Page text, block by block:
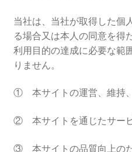
当社は、当社が取得した個
る場合又は本人の同意を得
利用目的の達成に必要な範
りません。
① 本サイトの運営、維持
② 本サイトを通じたサー
③ 本サイトの品質向上の